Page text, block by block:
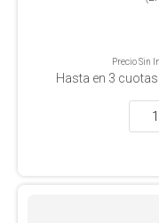
Precio Sin
Hasta en 3 cuotas